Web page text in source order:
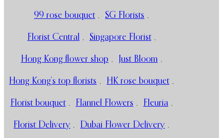
99 rose bouquet , SG Florists ,
Florist Central , Singapore Florist ,
Hong Kong flower shop , Just Bloom ,
Hong Kong’s top florists , HK rose bouquet ,
Florist bouquet , Flannel Flowers , Fleuria ,
Florist Delivery , Dubai Flower Delivery ,